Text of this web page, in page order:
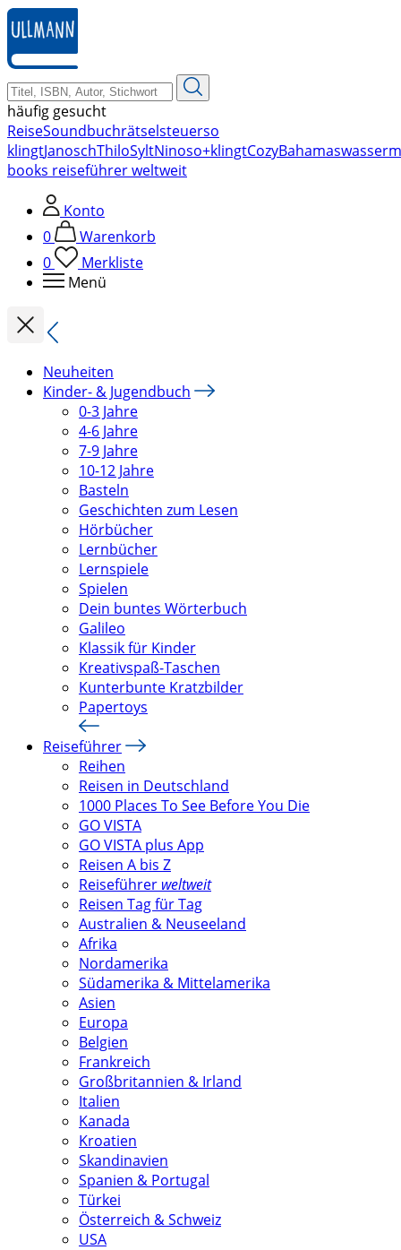
zum
Hauptinhalt
springen
häufig gesucht
ReiseSoundbuchrätselsteuerso
klingtJanoschThiloSyltNinoso+klingtCozyBahamas
books reiseführer weltweit
Konto
0
Warenkorb
0
Merkliste
Menü
Neuheiten
Kinder- & Jugendbuch
0-3 Jahre
4-6 Jahre
7-9 Jahre
10-12 Jahre
Basteln
Geschichten zum Lesen
Hörbücher
Lernbücher
Lernspiele
Spielen
Dein buntes Wörterbuch
Galileo
Klassik für Kinder
Kreativspaß-Taschen
Kunterbunte Kratzbilder
Papertoys
Reiseführer
Reihen
Reisen in Deutschland
1000 Places To See Before You Die
GO VISTA
GO VISTA plus App
Reisen A bis Z
Reiseführer weltweit
Reisen Tag für Tag
Australien & Neuseeland
Afrika
Nordamerika
Südamerika & Mittelamerika
Asien
Europa
Belgien
Frankreich
Großbritannien & Irland
Italien
Kanada
Kroatien
Skandinavien
Spanien & Portugal
Türkei
Österreich & Schweiz
USA